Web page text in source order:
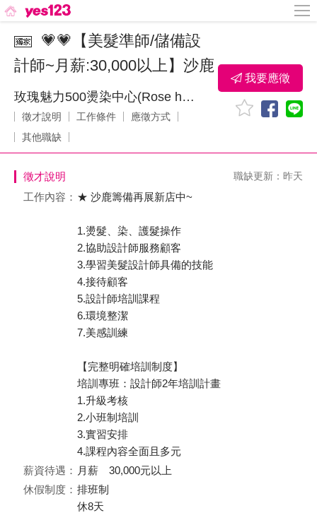
💗💗【美髮準師/儲備設
計師~月薪:30,000以上】沙鹿
玫瑰魅力500燙染中心(Rose hair x) 沙鹿店
徵才說明 工作條件
應徵方式
其他職缺
我要應徵
徵才說明 職缺更新：昨天
工作內容： ★ 沙鹿籌備再展新店中~
1.燙髮、染、護髮操作
2.協助設計師服務顧客
3.學習美髮設計師具備的技能
4.接待顧客
5.設計師培訓課程
6.環境整潔
7.美感訓練
【完整明確培訓制度】
培訓專班：設計師2年培訓計畫
1.升級考核
2.小班制培訓
3.實習安排
4.課程內容全面且多元
薪資待遇： 月薪 30,000元以上
休假制度： 排班制
休8天